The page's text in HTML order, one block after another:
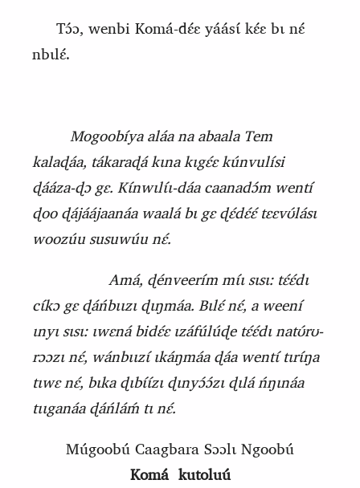
Tɔ́ɔ, wenbi Komá-dɛ́ɛ yáásɩ́ kɛ́ɛ bɩ nɛ́
nbɩlɛ́.
Mogoobíya aláa na abaala Tem
kalaɖáa, tákaraɖá kɩna kɩgɛ́ɛ kúnvulísi
ɖááza-ɖɔ gɛ. Kɩ́nwɩlɩ́ɩ-dáa caanadɔ́m wentí
ɖoo ɖájáájaanáa waalá bɩ gɛ ɖɛ́dɛ́ɛ́ tɛɛvʊ́lásɩ
woozúu susuwúu nɛ́.
Amá, ɖénveerím mɩ́ɩ sɩsɩ: tɛ́ɛ́dɩ
cɩ́kɔ gɛ ɖáńbɩɩzɩ ɖɩŋmáa. Bɩlɛ́ nɛ́, a weení
ɩnyɩ sɩsɩ: ɩwɛná bidɛ́ɛ ɩzáfúlúɖe tɛ́ɛ́dɩ natʊ́rʊ-
rɔɔzɩ nɛ́, wánbɩɩzɩ́ ɩkáŋmáa ɖáa wentɩ́ tɩrɩ́ŋa
tɩwɛ nɛ́, bɩka ɖɩbɩ́ɩ́zɩ ɖɩnyɔ́ɔ́zɩ ɖɩlá ńŋɩnáa
tɩɩganáa ɖáńláḿ tɩ nɛ́.
Múgoobú Caagbara Sɔɔlɩ Ngoobú
Komá kutoluú